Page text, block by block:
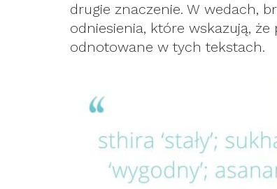
drugie znaczenie. W wedach,
odniesienia, które wskazują,
odnotowane w tych tekstach.